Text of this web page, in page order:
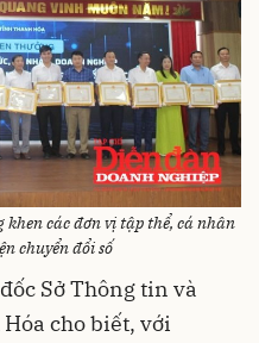
các đơn vị tập thể, cá nhân
chuyển đổi số
Sở Thông tin và
cho biết, với